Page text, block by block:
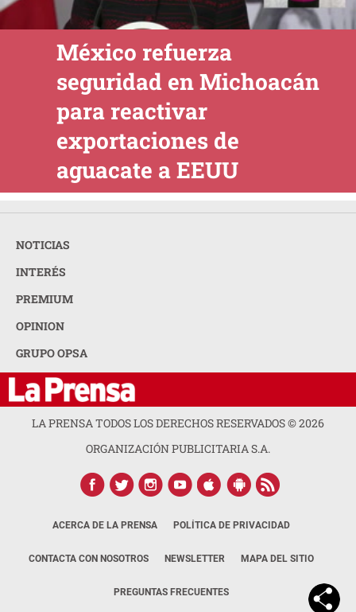
México refuerza
seguridad en Michoacán
para reactivar
exportaciones de
aguacate a EEUU
NOTICIAS
INTERÉS
PREMIUM
OPINION
GRUPO OPSA
LA PRENSA TODOS LOS DERECHOS RESERVADOS ©2026
ORGANIZACIÓN PUBLICITARIA S.A.
ACERCA DE LA PRENSA POLÍTICA DE PRIVACIDAD
CONTACTA CON NOSOTROS NEWSLETTER MAPA DEL SITIO
PREGUNTAS FRECUENTES